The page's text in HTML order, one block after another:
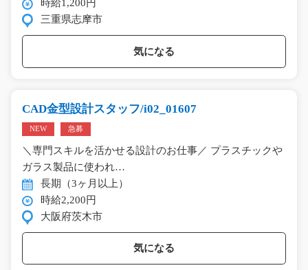
時給1,200円
三重県志摩市
気になる
CAD金型設計スタッフ/i02_01607
NEW 急募
＼専門スキルを活かせる設計のお仕事／ プラスチックや
ガラス製品に使われ…
長期（3ヶ月以上）
時給2,200円
大阪府茨木市
気になる